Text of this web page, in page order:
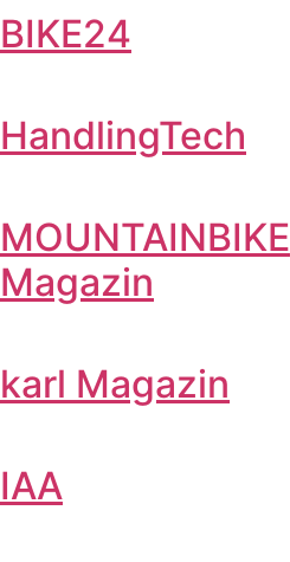
BIKE24
HandlingTech
MOUNTAINBIKE
Magazin
karl Magazin
IAA